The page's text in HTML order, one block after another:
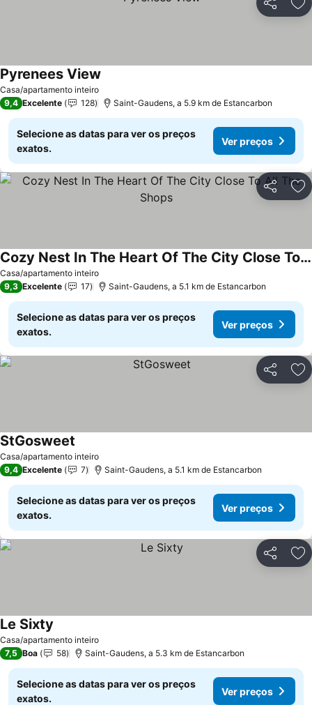
Partilhar
Casa/apartamento inteiro
Pyrenees View
9,4 Excelente 128 Saint-Gaudens, a 5.9 km de Estancarbon
Selecione as datas para ver os preços
exatos.
Ver preços
Partilhar
Casa/apartamento inteiro
Cozy Nest In The Heart Of The City Close To All The Shops
9,3 Excelente 17 Saint-Gaudens, a 5.1 km de Estancarbon
Selecione as datas para ver os preços
exatos.
Ver preços
Partilhar
Casa/apartamento inteiro
StGosweet
9,4 Excelente 7 Saint-Gaudens, a 5.1 km de Estancarbon
Selecione as datas para ver os preços
exatos.
Ver preços
Partilhar
Casa/apartamento inteiro
Le Sixty
7,5 Boa 58 Saint-Gaudens, a 5.3 km de Estancarbon
Selecione as datas para ver os preços
exatos.
Ver preços